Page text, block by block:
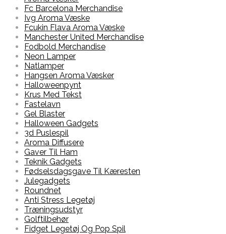
Fc Barcelona Merchandise
Ivg Aroma Væske
Fcukin Flava Aroma Væske
Manchester United Merchandise
Fodbold Merchandise
Neon Lamper
Natlamper
Hangsen Aroma Væsker
Halloweenpynt
Krus Med Tekst
Fastelavn
Gel Blaster
Halloween Gadgets
3d Puslespil
Aroma Diffusere
Gaver Til Ham
Teknik Gadgets
Fødselsdagsgave Til Kæresten
Julegadgets
Roundnet
Anti Stress Legetøj
Træningsudstyr
Golftilbehør
Fidget Legetøj Og Pop Spil